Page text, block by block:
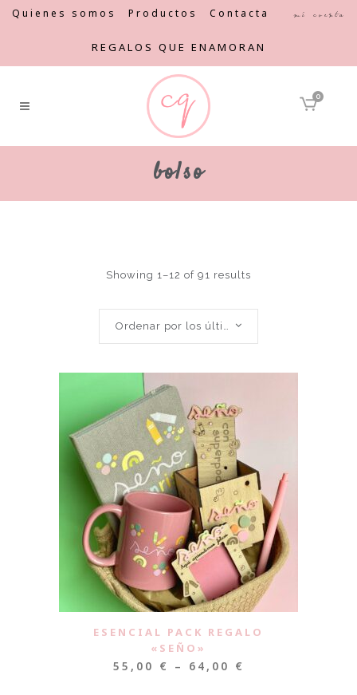
Quienes somos Productos Contacta Mi cuenta
REGALOS QUE ENAMORAN
0
bolso
Showing 1–12 of 91 results
Ordenar por los últimos
ESENCIAL PACK REGALO
«SEÑO»
55,00 € – 64,00 €